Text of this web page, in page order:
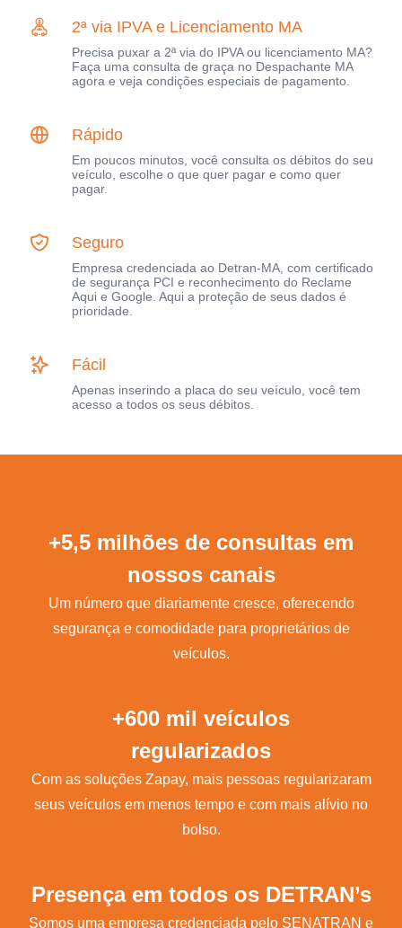
2ª via IPVA e Licenciamento MA
Precisa puxar a 2ª via do IPVA ou licenciamento MA?
Faça uma consulta de graça no Despachante MA
agora e veja condições especiais de pagamento.
Rápido
Em poucos minutos, você consulta os débitos do seu
veículo, escolhe o que quer pagar e como quer
pagar.
Seguro
Empresa credenciada ao Detran-MA, com certificado
de segurança PCI e reconhecimento do Reclame
Aqui e Google. Aqui a proteção de seus dados é
prioridade.
Fácil
Apenas inserindo a placa do seu veículo, você tem
acesso a todos os seus débitos.
+5,5 milhões de consultas em
nossos canais
Um número que diariamente cresce, oferecendo
segurança e comodidade para proprietários de
veículos.
+600 mil veículos
regularizados
Com as soluções Zapay, mais pessoas regularizaram
seus veículos em menos tempo e com mais alívio no
bolso.
Presença em todos os DETRAN’s
Somos uma empresa credenciada pelo SENATRAN e